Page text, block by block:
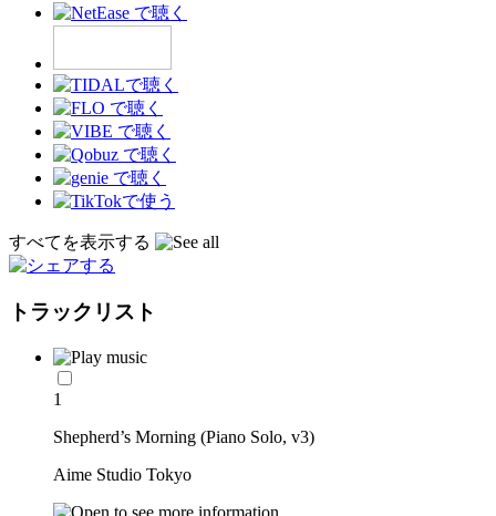
すべてを表示する
トラックリスト
1
Shepherd’s Morning (Piano Solo, v3)
Aime Studio Tokyo